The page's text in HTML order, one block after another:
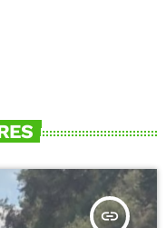
insert_link